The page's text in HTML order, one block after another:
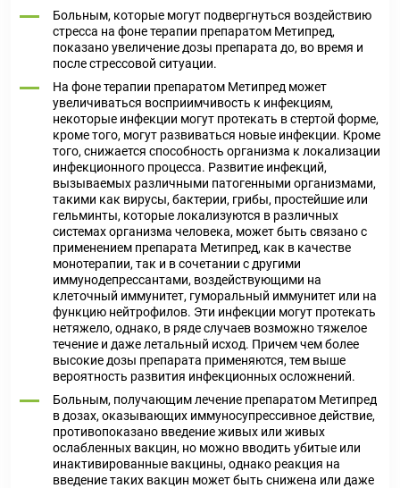
Больным, которые могут подвергнуться воздействию
стресса на фоне терапии препаратом Метипред,
показано увеличение дозы препарата до, во время и
после стрессовой ситуации.
На фоне терапии препаратом Метипред может
увеличиваться восприимчивость к инфекциям,
некоторые инфекции могут протекать в стертой форме,
кроме того, могут развиваться новые инфекции. Кроме
того, снижается способность организма к локализации
инфекционного процесса. Развитие инфекций,
вызываемых различными патогенными организмами,
такими как вирусы, бактерии, грибы, простейшие или
гельминты, которые локализуются в различных
системах организма человека, может быть связано с
применением препарата Метипред, как в качестве
монотерапии, так и в сочетании с другими
иммунодепрессантами, воздействующими на
клеточный иммунитет, гуморальный иммунитет или на
функцию нейтрофилов. Эти инфекции могут протекать
нетяжело, однако, в ряде случаев возможно тяжелое
течение и даже летальный исход. Причем чем более
высокие дозы препарата применяются, тем выше
вероятность развития инфекционных осложнений.
Больным, получающим лечение препаратом Метипред
в дозах, оказывающих иммуносупрессивное действие,
противопоказано введение живых или живых
ослабленных вакцин, но можно вводить убитые или
инактивированные вакцины, однако реакция на
введение таких вакцин может быть снижена или даже